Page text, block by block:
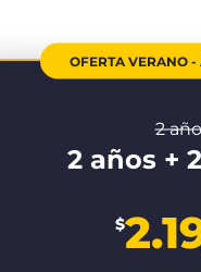
OFERTA VERANO
2
2 años +
$